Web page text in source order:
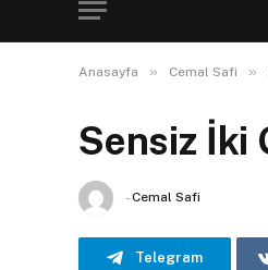
Anasayfa » Cemal Safi »
Sensiz İki
-Cemal Safi
Telegram